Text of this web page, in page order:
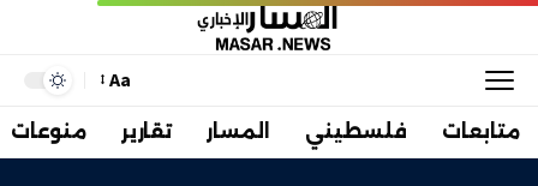
Aa
متابعات فلسطيني المسار تقارير منوعات